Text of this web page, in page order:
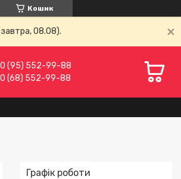
Кошик
08.08).
(95) 552-99-88
(68) 552-99-88
Графік роботи